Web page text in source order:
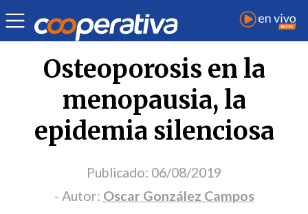
Opinión | Oscar González Campos
Osteoporosis en la
menopausia, la
epidemia silenciosa
Publicado: 06/08/2019
- Autor: Oscar González Campos